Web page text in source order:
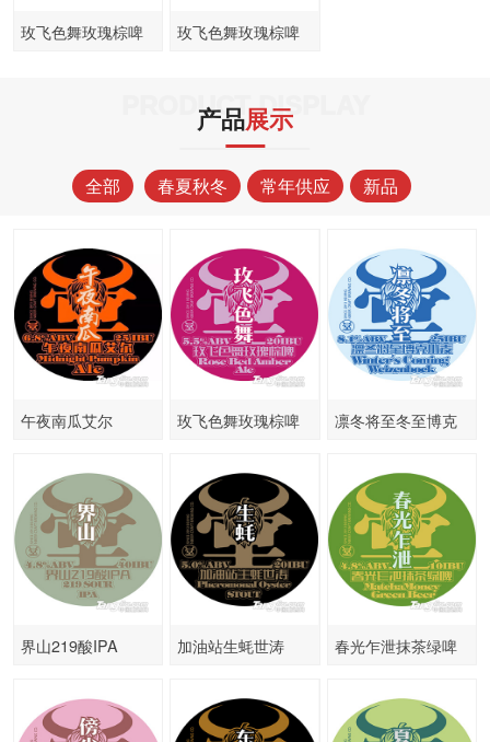
玫飞色舞玫瑰棕啤 玫飞色舞玫瑰棕啤
PRODUCT DISPLAY
产品展示
全部 春夏秋冬 常年供应 新品
午夜南瓜艾尔 玫飞色舞玫瑰棕啤
凛冬将至冬至博克
界山219酸IPA 加油站生蚝世涛 春光乍泄抹茶绿啤